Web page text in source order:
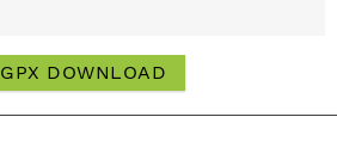
GPX DOWNLOAD